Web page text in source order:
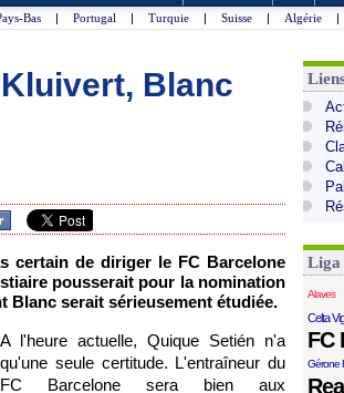
Bas | Portugal | Turquie | Suisse | Algérie |
Blanc
certain de diriger le FC Barcelone
pousserait pour la nomination
Blanc serait sérieusement étudiée.
A l'heure actuelle, Quique Setién n'a
qu'une seule certitude. L'entraîneur du
FC Barcelone sera bien aux
Liga
Alaves
Celta
FC
Gérone